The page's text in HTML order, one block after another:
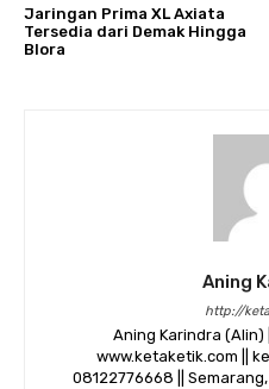
Jaringan Prima XL Axiata
Tersedia dari Demak Hingga
Blora
Aning
http://
Aning Karindra (Alin)
www.ketaketik.com ||
08122776668 ||